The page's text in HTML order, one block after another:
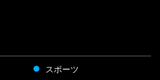
スポーツ